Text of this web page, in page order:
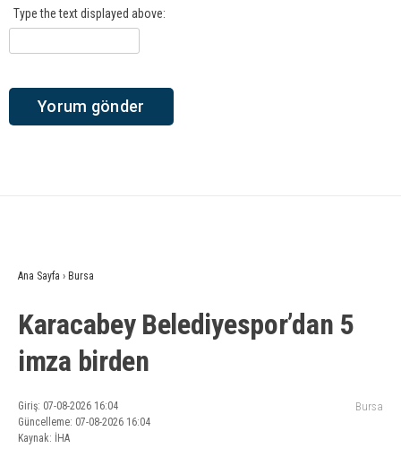
Type the text displayed above:
Ana Sayfa › Bursa
Karacabey Belediyespor’dan 5
imza birden
Giriş: 07-08-2026 16:04
Güncelleme: 07-08-2026 16:04
Kaynak: İHA
Bursa